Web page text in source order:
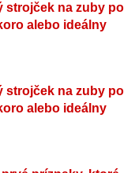
strojček na zuby po
alebo ideálny
strojček na zuby po
alebo ideálny